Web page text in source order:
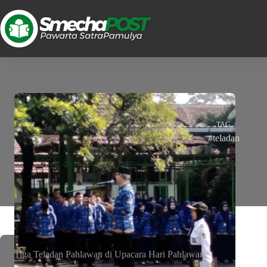
TAG
#teladan
Tiga Teladan Pahlawan di Upacara Hari Pahlawan